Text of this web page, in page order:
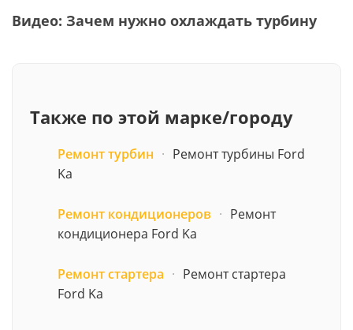
Видео: Зачем нужно охлаждать турбину
Также по этой марке/городу
Ремонт турбин · Ремонт турбины Ford
Ka
Ремонт кондиционеров · Ремонт
кондиционера Ford Ka
Ремонт стартера · Ремонт стартера
Ford Ka